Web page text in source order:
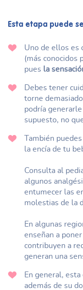
Esta etapa puede
Uno de ellos es
(más conocidos
pues la
Debes tener
torne
podría
supuesto, no
También
la encía de tu
Consulta al
algunos
entumecer las
molestias de la
En algunas
enseñan a
contribuyen a
generan una
En general,
además de su